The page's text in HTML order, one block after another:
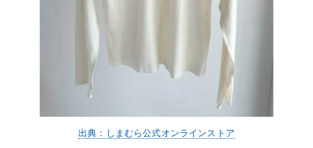
出典：しまむら公式オンラインストア